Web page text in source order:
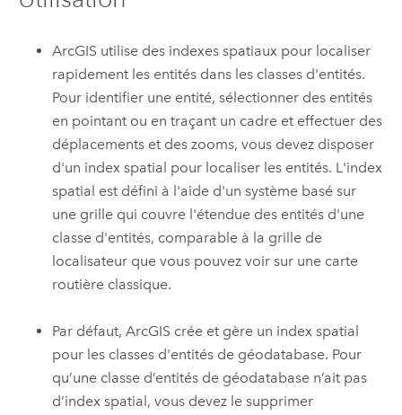
ArcGIS utilise des indexes spatiaux pour localiser
rapidement les entités dans les classes d'entités.
Pour identifier une entité, sélectionner des entités
en pointant ou en traçant un cadre et effectuer des
déplacements et des zooms, vous devez disposer
d'un index spatial pour localiser les entités. L'index
spatial est défini à l'aide d'un système basé sur
une grille qui couvre l'étendue des entités d'une
classe d'entités, comparable à la grille de
localisateur que vous pouvez voir sur une carte
routière classique.
Par défaut, ArcGIS crée et gère un index spatial
pour les classes d'entités de géodatabase. Pour
qu’une classe d’entités de géodatabase n’ait pas
d’index spatial, vous devez le supprimer